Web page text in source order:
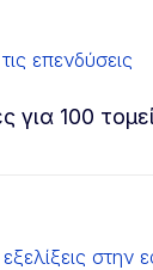
επενδύσεις
100
στην